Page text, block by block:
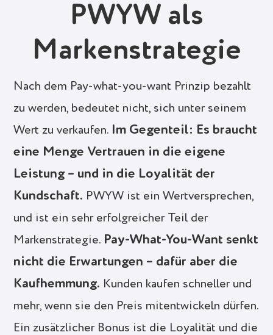
PWYW als
Markenstrategie
Nach dem Pay-what-you-want Prinzip bezahlt
zu werden, bedeutet nicht, sich unter seinem
Wert zu verkaufen. Im Gegenteil: Es braucht
eine Menge Vertrauen in die eigene
Leistung – und in die Loyalität der
Kundschaft. PWYW ist ein Wertversprechen,
und ist ein sehr erfolgreicher Teil der
Markenstrategie. Pay-What-You-Want senkt
nicht die Erwartungen – dafür aber die
Kaufhemmung. Kunden kaufen schneller und
mehr, wenn sie den Preis mitentwickeln dürfen.
Ein zusätzlicher Bonus ist die Loyalität und die